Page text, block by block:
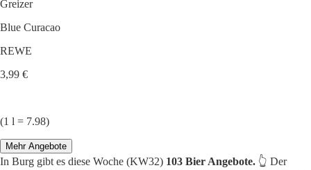
Greizer
Blue Curacao
REWE
3,99 €
(1 l = 7.98)
Mehr Angebote
In Burg gibt es diese Woche (KW32) 103 Bier Angebote. 👆 Der